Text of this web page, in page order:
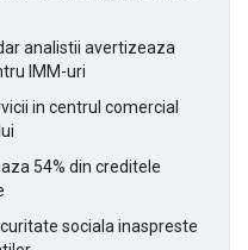
analistii avertizeaza
IMM-uri
in centrul comercial
54% din creditele
sociala inaspreste